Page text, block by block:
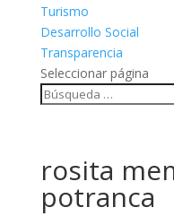
Turismo
Desarrollo Social
Transparencia
Seleccionar página
rosita
potranca